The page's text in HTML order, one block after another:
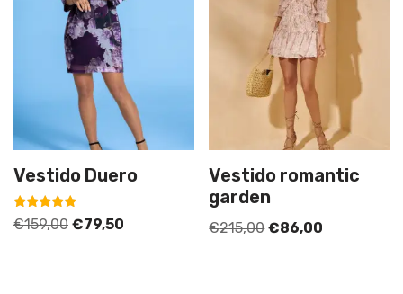
Vestido Duero
Valorado
con
€159,00 €79,50
Vestido romantic
garden
€215,00 €86,00